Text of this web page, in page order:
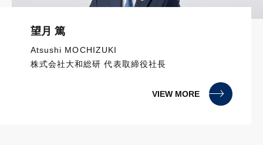
望月 篤
Atsushi MOCHIZUKI
株式会社大和総研 代表取締役社長
VIEW MORE